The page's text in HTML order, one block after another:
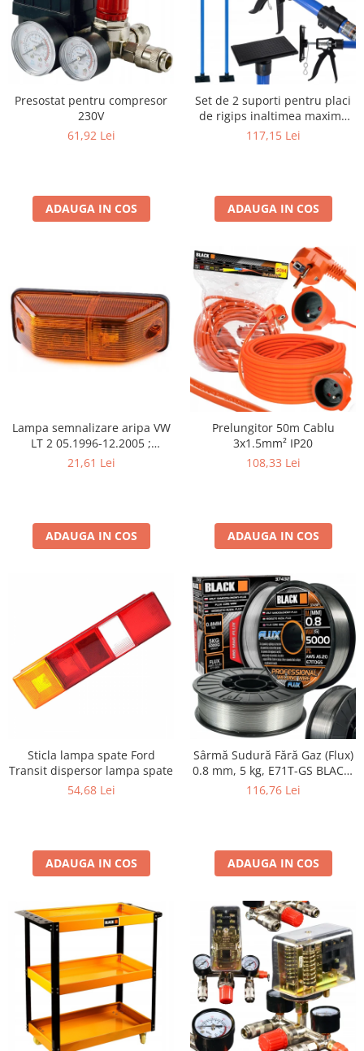
Presostat pentru compresor
230V
61,92 Lei
ADAUGA IN COS
Set de 2 suporti pentru placi
de rigips inaltimea maxima
290cm
117,15 Lei
ADAUGA IN COS
Lampa semnalizare aripa VW
LT 2 05.1996-12.2005 ;
Mercedes Sprinter 1995-2002,
Starliner,Centroliner,
Cityliner;
21,61 Lei
ADAUGA IN COS
Prelungitor 50m Cablu
3x1.5mm² IP20
108,33 Lei
ADAUGA IN COS
Sticla lampa spate Ford
Transit dispersor lampa spate
54,68 Lei
ADAUGA IN COS
Sârmă Sudură Fără Gaz (Flux)
0.8 mm, 5 kg, E71T-GS BLACK,
Autoprotejată
116,76 Lei
ADAUGA IN COS